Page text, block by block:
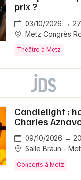
prix ?
03/10/2026 →
Metz Congrès
Théâtre à Metz
Candlelight :
Charles
09/10/2026 →
Salle Braun -
Concerts à Metz